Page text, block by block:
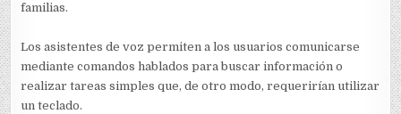
familias.
Los asistentes de voz permiten a los usuarios comunicarse
mediante comandos hablados para buscar información o
realizar tareas simples que, de otro modo, requerirían utilizar
un teclado.